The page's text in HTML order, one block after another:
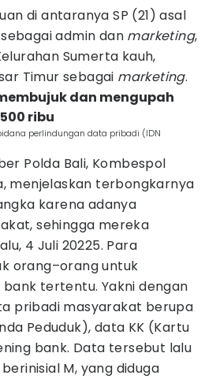
di antaranya SP (21) asal
admin dan marketing,
Sumerta kauh,
Timur sebagai marketing.
dan mengupah
ribu
perlindungan data pribadi (IDN
Polda Bali, Kombespol
menjelaskan terbongkarnya
karena adanya
sehingga mereka
4 Juli 20225. Para
orang–orang untuk
tertentu. Yakni dengan
pribadi masyarakat berupa
Peduduk), data KK (Kartu
bank. Data tersebut lalu
M, yang diduga